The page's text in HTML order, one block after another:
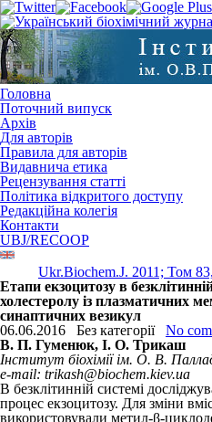
Головна
Поточний випуск
Архів
Для авторів
Правила для авторів
Видавнича етика
Рецензування статті
Політика відкритого доступу
Редакційна колегія
Контакти
UBJ/RECOOP
Ukr.Biochem.J. 2011; Том
Етапи екзоцитозу в
холестеролу із плазматичних
синаптичних везикул
06.06.2016
Без категорії
No
В. П. Гуменюк, І. О. Трикаш
Інститут біохімії ім. О. В.
e-mail: trikash@biochem.kiev.ua
В безклітинній системі
процес екзоцитозу. Для зміни
використовували метил-β-